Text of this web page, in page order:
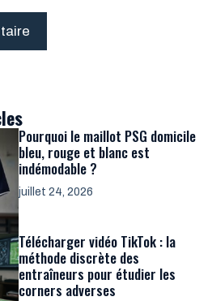
Pourquoi le maillot PSG domicile
bleu, rouge et blanc est
indémodable ?
juillet 24, 2026
Télécharger vidéo TikTok : la
méthode discrète des
entraîneurs pour étudier les
corners adverses